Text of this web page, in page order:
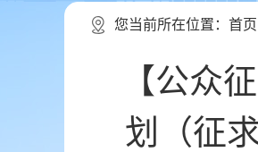
您当前所在位置： 首页
【公众
划（征